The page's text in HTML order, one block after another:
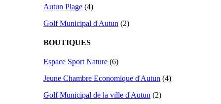
Autun Plage (4)
Golf Municipal d'Autun (2)
BOUTIQUES
Espace Sport Nature (6)
Jeune Chambre Economique d'Autun (4)
Golf Municipal de la ville d'Autun (2)